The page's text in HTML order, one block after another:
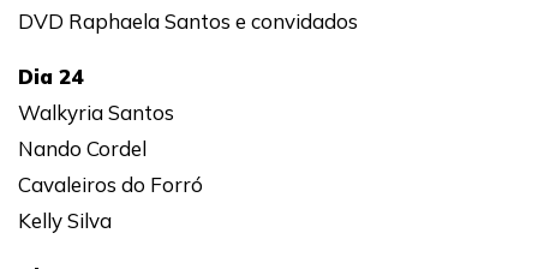
DVD Raphaela Santos e convidados
Dia 24
Walkyria Santos
Nando Cordel
Cavaleiros do Forró
Kelly Silva